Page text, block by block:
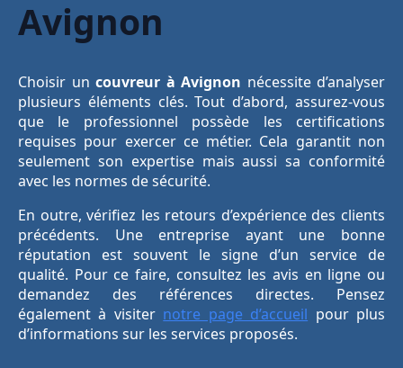
Avignon
Choisir un couvreur à Avignon nécessite d’analyser
plusieurs éléments clés. Tout d’abord, assurez-vous
que le professionnel possède les certifications
requises pour exercer ce métier. Cela garantit non
seulement son expertise mais aussi sa conformité
avec les normes de sécurité.
En outre, vérifiez les retours d’expérience des clients
précédents. Une entreprise ayant une bonne
réputation est souvent le signe d’un service de
qualité. Pour ce faire, consultez les avis en ligne ou
demandez des références directes. Pensez
également à visiter notre page d’accueil pour plus
d’informations sur les services proposés.